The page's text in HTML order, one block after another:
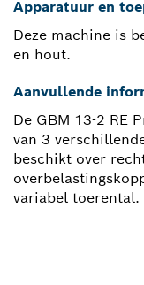
Apparatuur en
Deze machine is
en hout.
Aanvullende
De GBM 13-2 RE
van 3
beschikt over
variabel toerental.